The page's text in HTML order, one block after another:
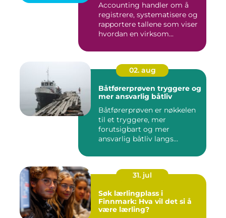
Accounting handler om å
registrere, systematisere og
rapportere tallene som viser
hvordan en virksom...
02. aug
Båtførerprøven tryggere og
mer ansvarlig båtliv
Båtførerprøven er nøkkelen
til et tryggere, mer
forutsigbart og mer
ansvarlig båtliv langs
31. jul
Søk lærlingplass i
Finnmark: Hva vil det si å
være lærling?